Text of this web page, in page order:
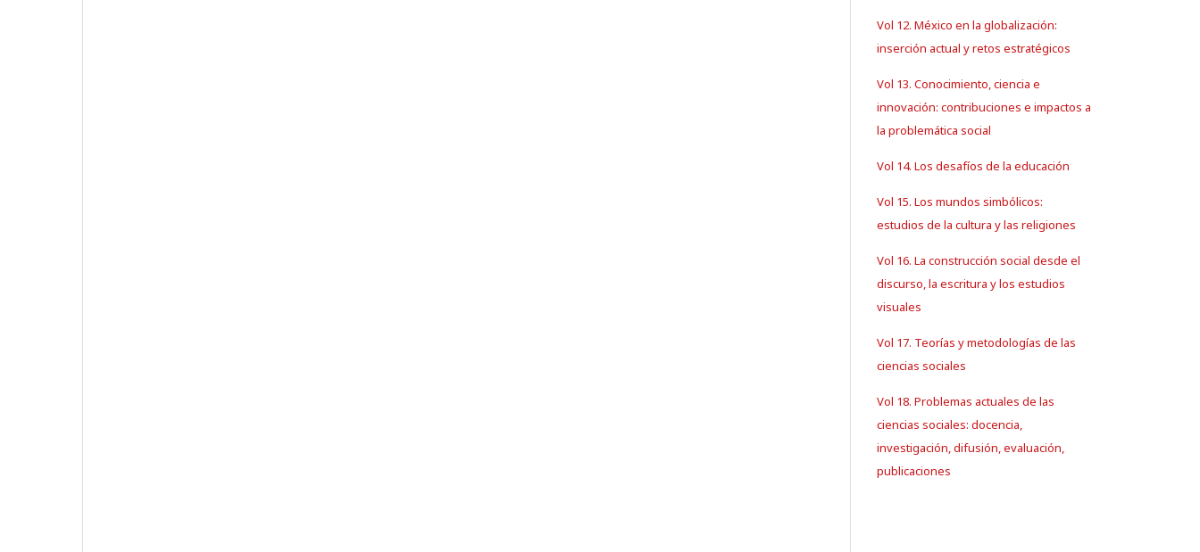
Vol 12. México en la globalización:
inserción actual y retos estratégicos
Vol 13. Conocimiento, ciencia e
innovación: contribuciones e impactos a
la problemática social
Vol 14. Los desafíos de la educación
Vol 15. Los mundos simbólicos:
estudios de la cultura y las religiones
Vol 16. La construcción social desde el
discurso, la escritura y los estudios
visuales
Vol 17. Teorías y metodologías de las
ciencias sociales
Vol 18. Problemas actuales de las
ciencias sociales: docencia,
investigación, difusión, evaluación,
publicaciones